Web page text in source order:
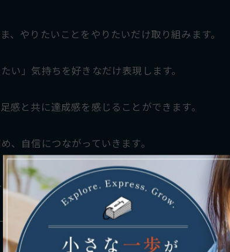
、やりたいことをやりたいだけ取り組みます。
い」気持ちを好きなだけ表現します。
感と共に達成感を感じることができます。
、自信につながっていきます。
２階